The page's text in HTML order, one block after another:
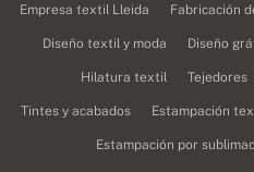
Empresa textil Lleida Fabricación
Diseño textil y moda Diseño
Hilatura textil Tejedores
Tintes y acabados Estampación
Estampación por